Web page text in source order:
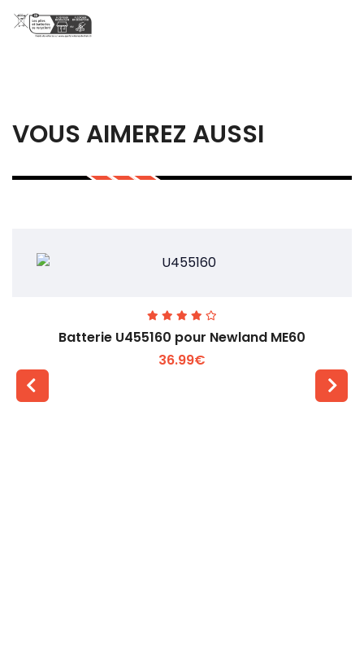
VOUS AIMEREZ AUSSI
Batterie U455160 pour Newland ME60
36.99€